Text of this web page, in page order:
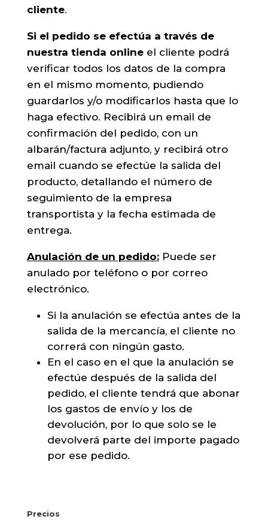
cliente.
Si el pedido se efectúa a través de
nuestra tienda onlineel cliente podrá
verificar todos los datos de la compra
en el mismo momento, pudiendo
guardarlos y/o modificarlos hasta que lo
haga efectivo. Recibirá un email de
confirmación del pedido, con un
albarán/factura adjunto, y recibirá otro
email cuando se efectúe la salida del
producto, detallando el número de
seguimiento de la empresa
transportista y la fecha estimada de
entrega.
Anulación de un pedido:Puede ser
anulado por teléfono o por correo
electrónico.
Si la anulación se efectúa antes de la
salida de la mercancía, el cliente no
correrá con ningún gasto.
En el caso en el que la anulación se
efectúe después de la salida del
pedido, el cliente tendrá que abonar
los gastos de envío y los de
devolución, por lo que solo se le
devolverá parte del importe pagado
por ese pedido.
Precios